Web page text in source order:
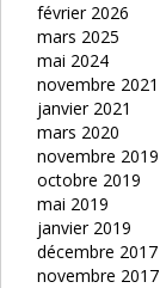
février 2026
mars 2025
mai 2024
novembre 2021
janvier 2021
mars 2020
novembre 2019
octobre 2019
mai 2019
janvier 2019
décembre 2017
novembre 2017